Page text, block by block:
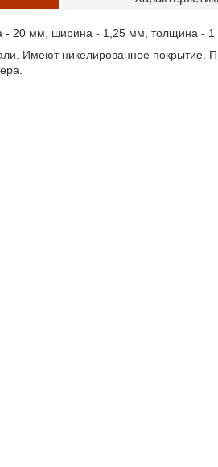
- 20 мм, ширина - 1,25 мм, толщина -
Имеют никелированное